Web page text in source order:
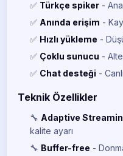
✅ Türkçe spiker -
✅ Anında erişim -
✅ Hızlı yükleme -
✅ Çoklu sunucu -
✅ Chat desteği -
Teknik Özellikler
🔧 Adaptive
kalite ayarı
🔧 Buffer-free -